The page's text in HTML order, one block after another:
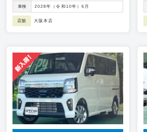
車検 2028年（令和10年）6月
店舗 大阪本店